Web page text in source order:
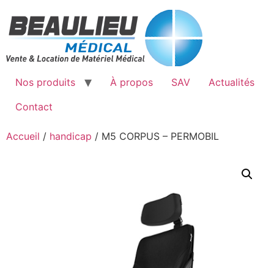
contenu
Nos produits À propos SAV
Actualités
Contact
Accueil / handicap / M5 CORPUS – PERMOBIL